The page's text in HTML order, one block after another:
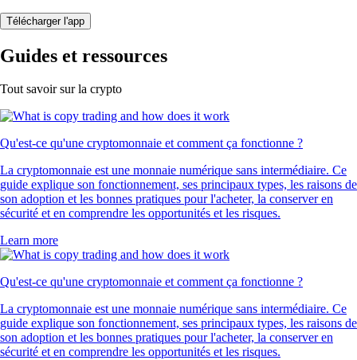
Télécharger l'app
Guides et ressources
Tout savoir sur la crypto
Qu'est-ce qu'une cryptomonnaie et comment ça fonctionne ?
La cryptomonnaie est une monnaie numérique sans intermédiaire. Ce
guide explique son fonctionnement, ses principaux types, les raisons de
son adoption et les bonnes pratiques pour l'acheter, la conserver en
sécurité et en comprendre les opportunités et les risques.
Learn more
Qu'est-ce qu'une cryptomonnaie et comment ça fonctionne ?
La cryptomonnaie est une monnaie numérique sans intermédiaire. Ce
guide explique son fonctionnement, ses principaux types, les raisons de
son adoption et les bonnes pratiques pour l'acheter, la conserver en
sécurité et en comprendre les opportunités et les risques.